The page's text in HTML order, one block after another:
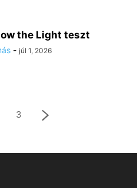
the Light teszt
- júl 1, 2026
3